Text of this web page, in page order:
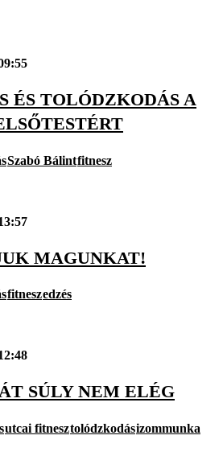
ÉS TOLÓDZKODÁS A
Szabó Bálintfitnesz
MAGUNKAT!
fitneszedzés
SÚLY NEM ELÉG
utcai fitnesztolódzkodásizommunka